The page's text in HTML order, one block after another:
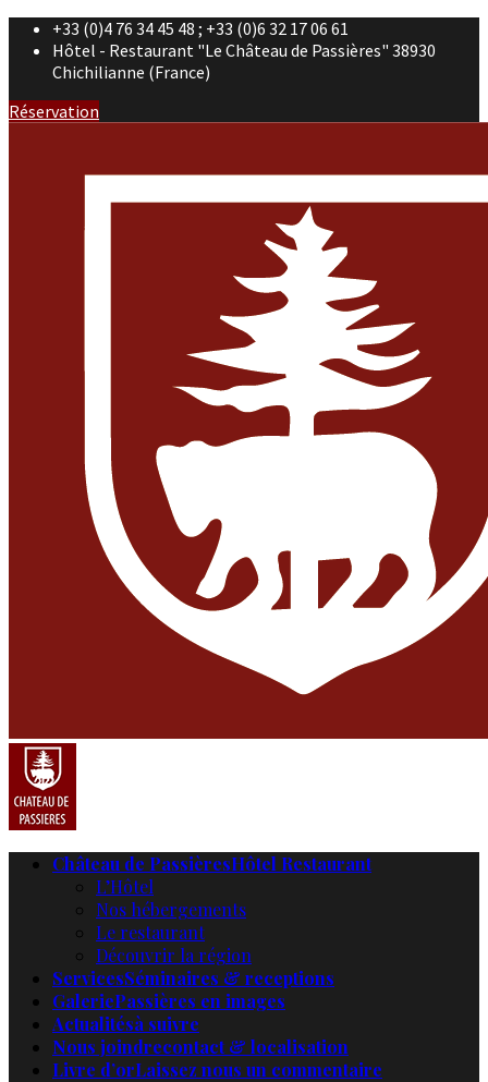
+33 (0)4 76 34 45 48 ; +33 (0)6 32 17 06 61
Hôtel - Restaurant "Le Château de Passières" 38930
Chichilianne (France)
Réservation
Château de PassièresHôtel Restaurant
L’Hôtel
Nos hébergements
Le restaurant
Découvrir la région
ServicesSéminaires & receptions
GaleriePassières en images
Actualitésà suivre
Nous joindrecontact & localisation
Livre d’orLaissez nous un commentaire